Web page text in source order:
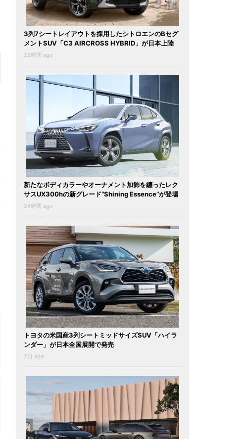
3列7シートレイアウトを採用したシトロエンのBセグ
メントSUV「C3 AIRCROSS HYBRID」が日本上陸
22時間 ago
新たなボディカラーやオーナメント加飾を纏ったレク
サスUX300hの新グレード“Shining Essence”が登場
24時間 ago
トヨタの米国産3列シートミッドサイズSUV「ハイラ
ンダー」が日本全国展開で発売
2日 ago